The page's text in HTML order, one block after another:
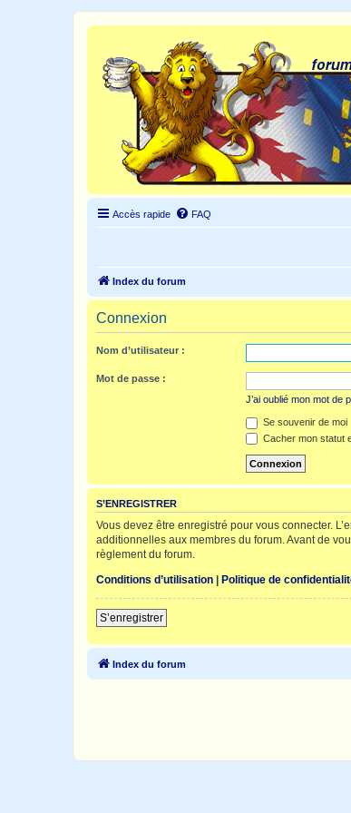
Accès rapide FAQ
Index du forum
Connexion
Nom d’utilisateur :
Mot de passe :
J’ai oublié mon mot de
Se souvenir de moi
Cacher mon statut
S’ENREGISTRER
Vous devez être enregistré pour vous connecter.
additionnelles aux membres du forum. Avant de
règlement du forum.
Conditions d’utilisation | Politique de
S’enregistrer
Index du forum